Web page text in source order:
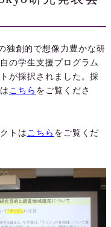
独創的で想像力豊かな研
の学生支援プログラム
が採択されました。採
こちら をご覧くださ
トは こちら をご覧くだ